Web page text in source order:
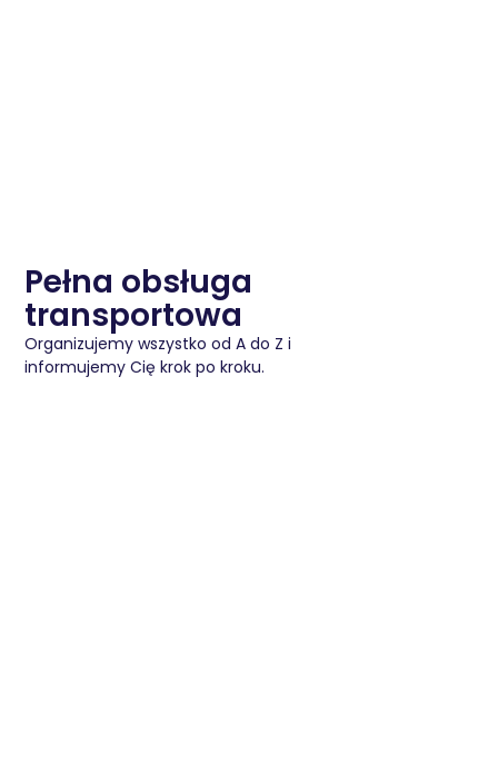
Pełna obsługa
transportowa
Organizujemy wszystko od A do Z i
informujemy Cię krok po kroku.